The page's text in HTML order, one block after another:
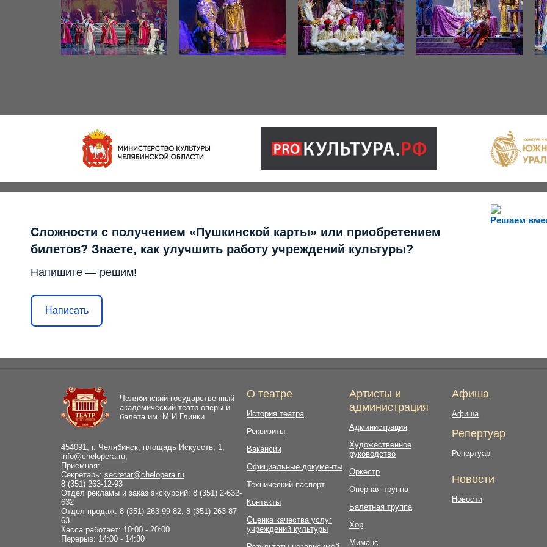
Решаем
Сложности с получением «Пушкинской карты» или приобретением
билетов? Знаете, как улучшить работу учреждений культуры?
Напишите — решим!
Написать
Челябинский государственный
академический театр оперы и
балета им. М.И.Глинки
454091, г. Челябинск, площадь Искусств, 1,
info@chelopera.ru
Приемная:
Секретарь: secretar@chelopera.ru
8 (351) 263-12-93
Отдел рекламы и заказ экскурсий: 8 (351) 2-632-
632
Отдел продаж: 8 (351) 263-99-82, 8 (351) 263-87-
63
Касса работает: 10:00 - 20:00
Перерыв: 14:00 - 14:30
О театре
История театра
Реквизиты
Вакансии
Официальные документы
Технический паспорт
Контакты
Оценка качества услуг
учреждений культуры
Артисты и
администрация
Администрация
Художественное
руководство
Оркестр
Оперная труппа
Балетная труппа
Хор
Миманс
Афиша
Афиша
Репертуар
Репертуар
Новости
Новости